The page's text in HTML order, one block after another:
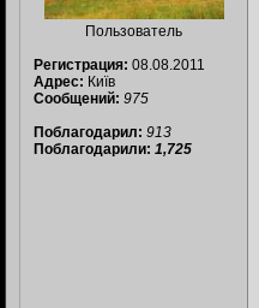
Пользователь
Регистрация: 08.08.2011
Адрес: Київ
Сообщений: 975
Поблагодарил: 913
Поблагодарили: 1,725